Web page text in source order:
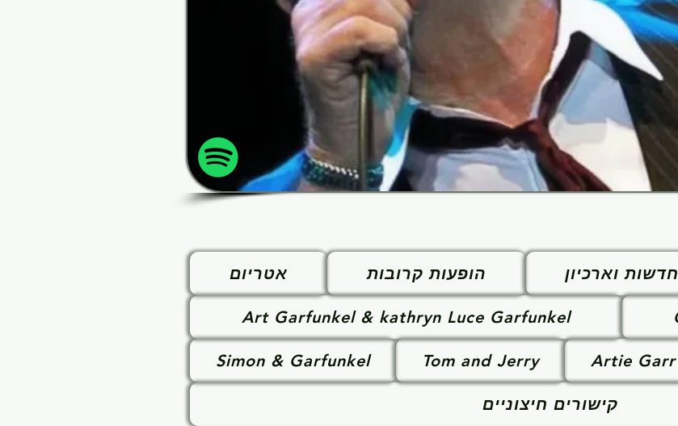
אטריום הופעות קרובות חדשות וארכיון
Art Garfunkel & kathryn Luce Garfunkel
Simon & Garfunkel Tom and Jerry Artie Garr
קישורים חיצוניים